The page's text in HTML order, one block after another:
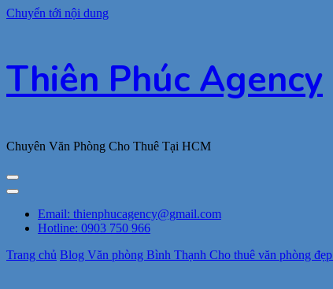
Chuyển tới nội dung
Thiên Phúc Agency
Chuyên Văn Phòng Cho Thuê Tại HCM
Email: thienphucagency@gmail.com
Hotline: 0903 750 966
Trang chủ Blog Văn phòng Bình Thạnh Cho thuê văn phòng